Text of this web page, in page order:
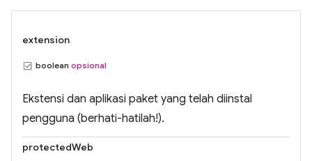
extension
boolean opsional
Ekstensi dan aplikasi paket yang telah diinstal
pengguna (berhati-hatilah!).
protectedWeb